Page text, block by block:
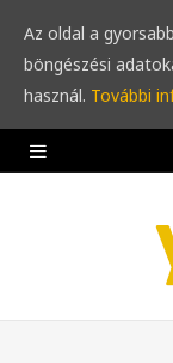
Az oldal a
böngészési
használ. További